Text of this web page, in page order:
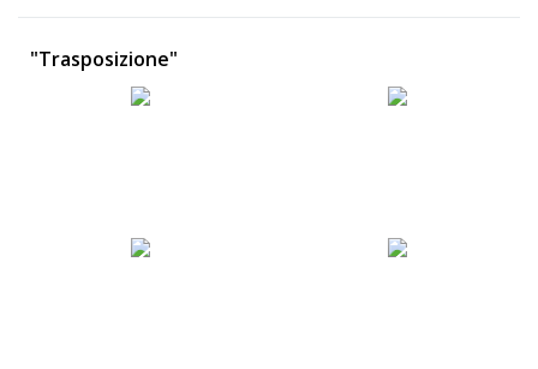
"Trasposizione"